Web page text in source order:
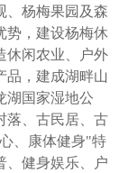
、杨梅果园及森
势，建设杨梅休
休闲农业、户外
品，建成湖畔山
湖国家湿地公
落、古民居、古
、康体健身"特
、健身娱乐、户